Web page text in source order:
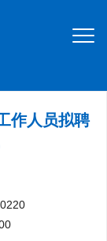
作人员拟聘